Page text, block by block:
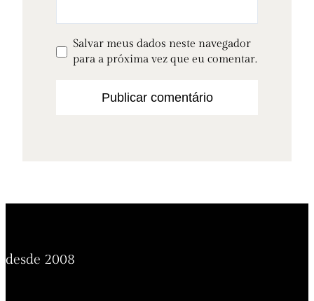
Salvar meus dados neste navegador
para a próxima vez que eu comentar.
desde 2008